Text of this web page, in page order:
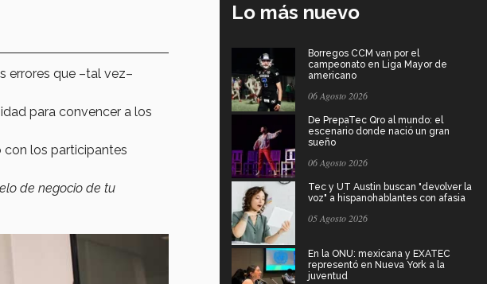
errores que –tal vez–
para convencer a los
con los participantes
de negocio de tu
Lo más nuevo
Borregos CCM van por el
campeonato en Liga Mayor de
americano
06 Agosto 2026
De PrepaTec Qro al mundo: el
escenario donde nació un gran
sueño
06 Agosto 2026
Tec y UT Austin buscan "devolver la
voz" a hispanohablantes con afasia
05 Agosto 2026
En la ONU: mexicana y EXATEC
representó en Nueva York a la
juventud